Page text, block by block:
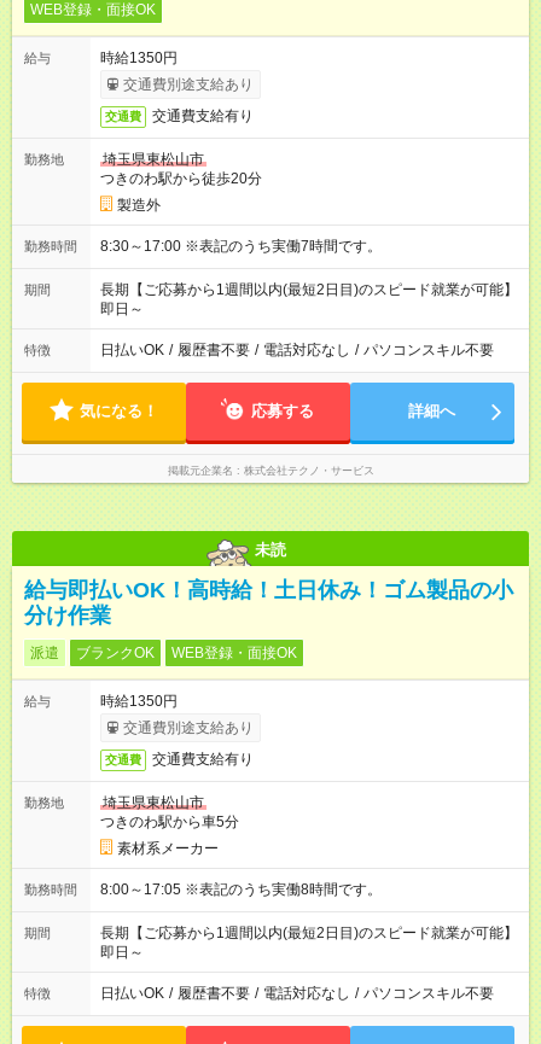
WEB登録・面接OK
給与
時給1350円
交通費別途支給あり
交通費 交通費支給有り
勤務地
埼玉県東松山市
つきのわ駅から徒歩20分
製造外
勤務時間 8:30～17:00 ※表記のうち実働7時間です。
期間
長期【ご応募から1週間以内(最短2日目)のスピード就業が可能】
即日～
特徴 日払いOK / 履歴書不要 / 電話対応なし / パソコンスキル不要
気になる！ 応募する 詳細へ
掲載元企業名 株式会社テクノ・サービス
未読
給与即払いOK！高時給！土日休み！ゴム製品の小
分け作業
派遣 ブランクOK WEB登録・面接OK
給与
時給1350円
交通費別途支給あり
交通費 交通費支給有り
勤務地
埼玉県東松山市
つきのわ駅から車5分
素材系メーカー
勤務時間 8:00～17:05 ※表記のうち実働8時間です。
期間
長期【ご応募から1週間以内(最短2日目)のスピード就業が可能】
即日～
特徴 日払いOK / 履歴書不要 / 電話対応なし / パソコンスキル不要